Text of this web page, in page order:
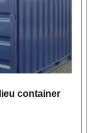
container